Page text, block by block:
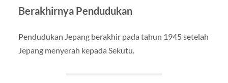
Berakhirnya Pendudukan
Pendudukan Jepang berakhir pada tahun 1945 setelah
Jepang menyerah kepada Sekutu.